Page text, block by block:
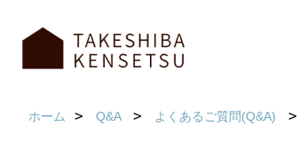
ホーム Q&A よくあるご質問(Q&A)